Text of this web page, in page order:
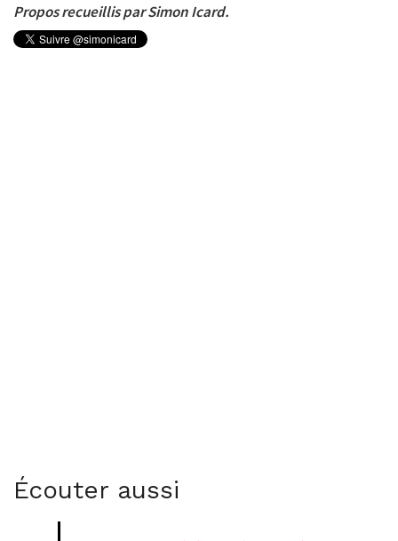
Propos recueillis par Simon Icard.
Écouter aussi